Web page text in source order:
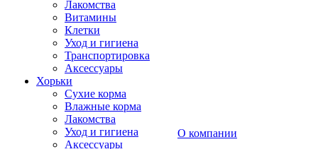
Лакомства
Витамины
Клетки
Уход и гигиена
Транспортировка
Аксессуары
Хорьки
Сухие корма
Влажные корма
Лакомства
Уход и гигиена
Аксессуары
О компании